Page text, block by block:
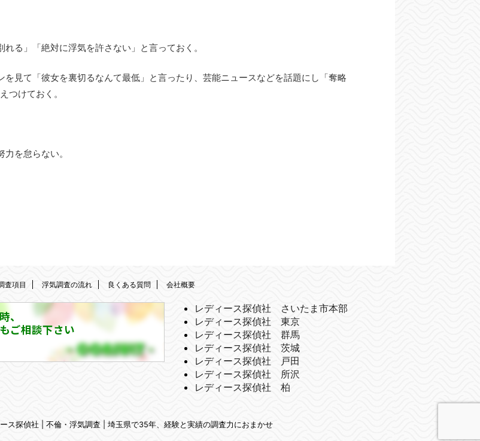
る」「絶対に浮気を許さない」と言っておく。
見て「彼女を裏切るなんて最低」と言ったり、芸能ニュースなどを話題にし「奪略
つけておく。
を怠らない。
査項目 浮気調査の流れ 良くある質問 会社概要
、
ご相談下さい
レディース探偵社 さいたま市本部
レディース探偵社 東京
レディース探偵社 群馬
レディース探偵社 茨城
レディース探偵社 戸田
レディース探偵社 所沢
レディース探偵社 柏
ス探偵社 | 不倫・浮気調査 | 埼玉県で35年、経験と実績の調査力におまかせ